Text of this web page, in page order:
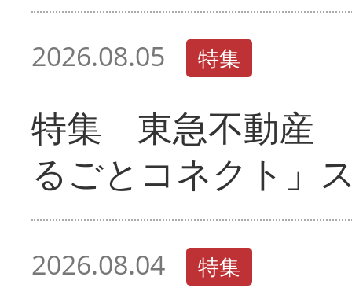
2026.08.05 特集
特集 東急不動産
るごとコネクト」
2026.08.04 特集